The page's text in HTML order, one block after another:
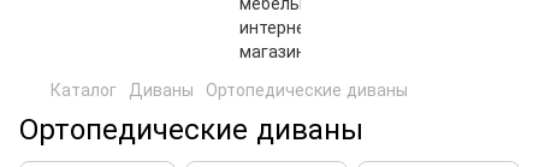
Каталог Диваны Ортопедические диваны
Ортопедические диваны